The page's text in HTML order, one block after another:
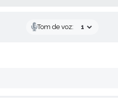
Tom de voz: